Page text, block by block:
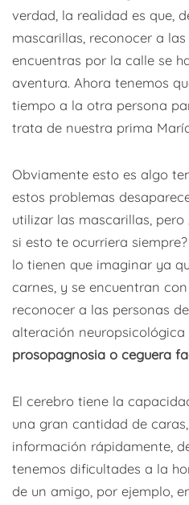
verdad, la realidad es que,
mascarillas, reconocer a
encuentras por la calle se
aventura. Ahora tenemos
tiempo a la otra persona
trata de nuestra prima
Obviamente esto es algo
estos problemas
utilizar las mascarillas,
si esto te ocurriera
lo tienen que imaginar ya
carnes, y se encuentran
reconocer a las personas
alteración
prosopagnosia o ceguera
El cerebro tiene la
una gran cantidad de
información rápidamente,
tenemos dificultades a la
de un amigo, por ejemplo,